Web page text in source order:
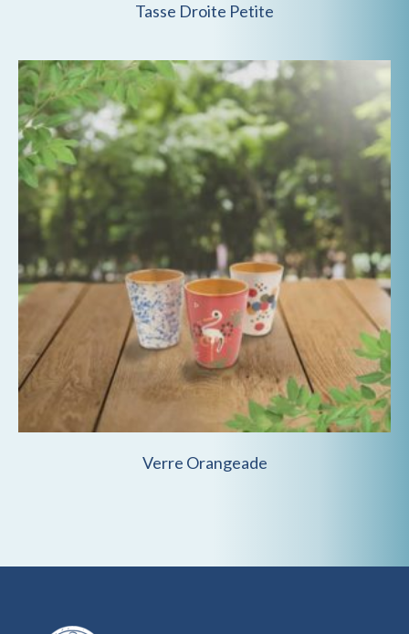
Tasse Droite Petite
Verre Orangeade